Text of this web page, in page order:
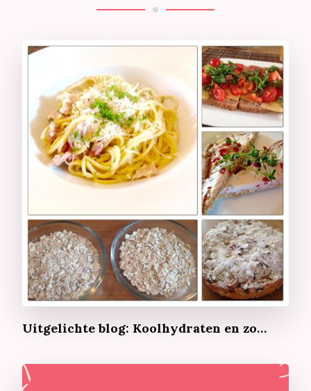
Uitgelichte blog: Koolhydraten en zo…